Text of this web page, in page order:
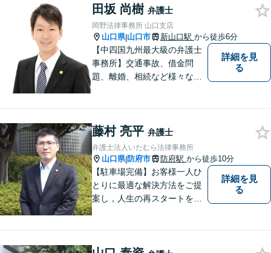
い！
田坂 尚樹 弁護士
岡野法律事務所 山口支店
山口県|山口市 新山口駅 から徒歩6分
【中四国九州最大級の弁護士
事務所】交通事故、借金問
題、離婚、相続など様々な問
い！
詳細を見
る
藤村 亮平 弁護士
弁護士法人いたむら法律事務所
山口県|防府市 防府駅 から徒歩10分
【駐車場完備】お客様一人ひ
とりに最適な解決方法をご提
案し，人生の再スタートをお
詳細を見
る